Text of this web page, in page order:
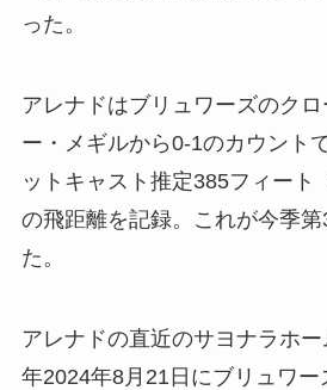
った。
アレナドはブリュワーズのク
ー・メギルから0-1のカウント
ットキャスト推定385フィート
の飛距離を記録。これが今季
た。
アレナドの直近のサヨナラホ
年2024年8月21日にブリュワー